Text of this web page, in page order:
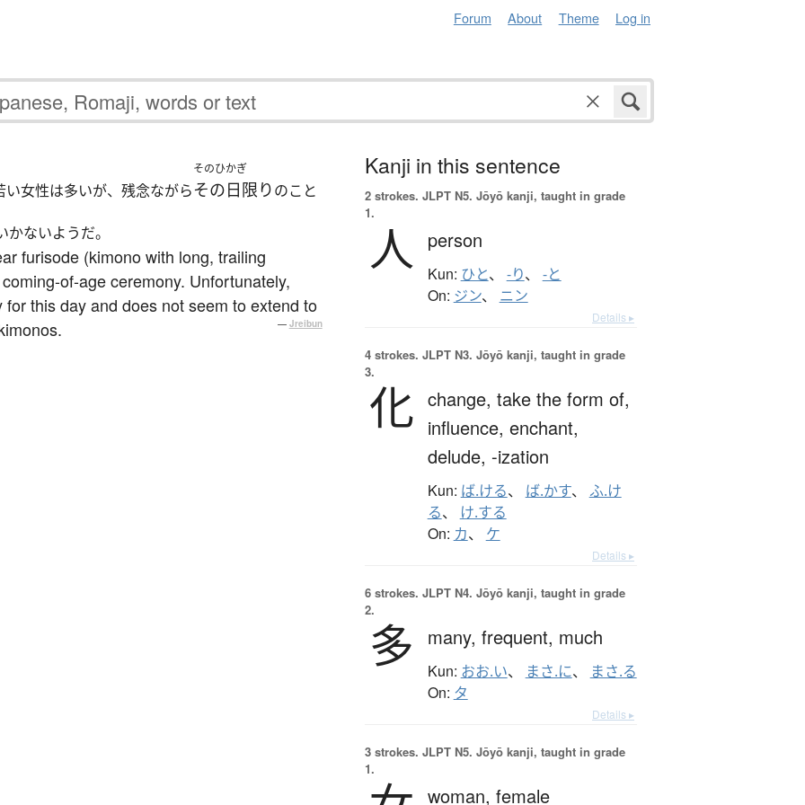
Forum About Theme Log in
い女性は多いが、残念ながら
そのひかぎ
その日限りのこと
かないようだ。
furisode (kimono with long, trailing
of-age ceremony. Unfortunately,
this day and does not seem to extend to
— Jreibun
Kanji in this sentence
2 strokes. JLPT N5. Jōyō kanji, taught in grade
1.
人 person
Kun: ひと、 -り、 -と
On: ジン、 ニン
Details ▸
4 strokes. JLPT N3. Jōyō kanji, taught in grade
3.
化 change, take the form of,
influence, enchant,
delude, -ization
Kun: ば.ける、 ば.かす、 ふ.け
る、 け.する
On: カ、 ケ
Details ▸
6 strokes. JLPT N4. Jōyō kanji, taught in grade
2.
多 many, frequent, much
Kun: おお.い、 まさ.に、 まさ.る
On: タ
Details ▸
3 strokes. JLPT N5. Jōyō kanji, taught in grade
1.
woman, female